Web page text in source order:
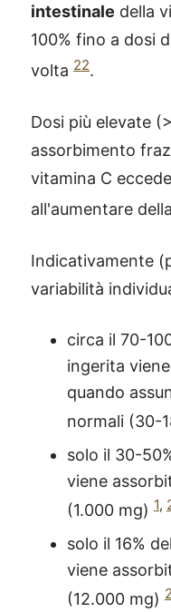
intestinale della
100% fino a dosi
volta 22.
Dosi più elevate
assorbimento
vitamina C
all'aumentare
Indicativamente
variabilità
circa il 70-
ingerita
quando
normali (30-
solo il 30-
viene
(1.000 mg) 1,
solo il 16%
viene
(12.000 mg)